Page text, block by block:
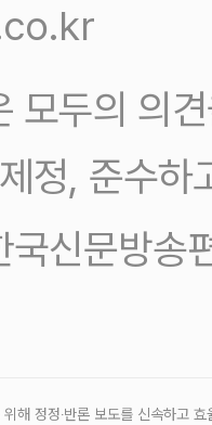
모두의 의
정, 준수하
신문방송
해 정정‧반론 보도를 신속하고